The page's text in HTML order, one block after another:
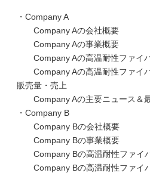
・Company A
Company Aの会社概要
Company Aの事業概要
Company Aの高温耐性ファイ
Company Aの高温耐性ファイ
販売量・売上
Company Aの主要ニュース＆
・Company B
Company Bの会社概要
Company Bの事業概要
Company Bの高温耐性ファイ
Company Bの高温耐性ファイ